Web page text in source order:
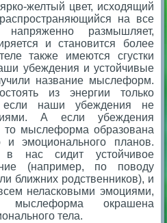
желтый цвет, исходящий
на все
размышляет,
и становится более
также имеются сгустки
убеждения и устойчивые
название мыслеформ.
из энергии только
наши убеждения не
А если убеждения
мыслеформа образована
и эмоционального планов.
в нас сидит устойчивое
(например, по поводу
ближних родственников), и
неласковыми эмоциями,
мыслеформа окрашена
тела.